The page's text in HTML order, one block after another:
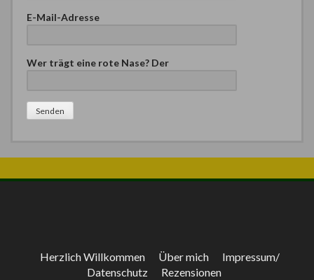
E-Mail-Adresse
Bitte lasse dieses Feld leer.
Wer trägt eine rote Nase? Der
Herzlich Willkommen Über mich
Impressum/
Datenschutz
Rezensionen